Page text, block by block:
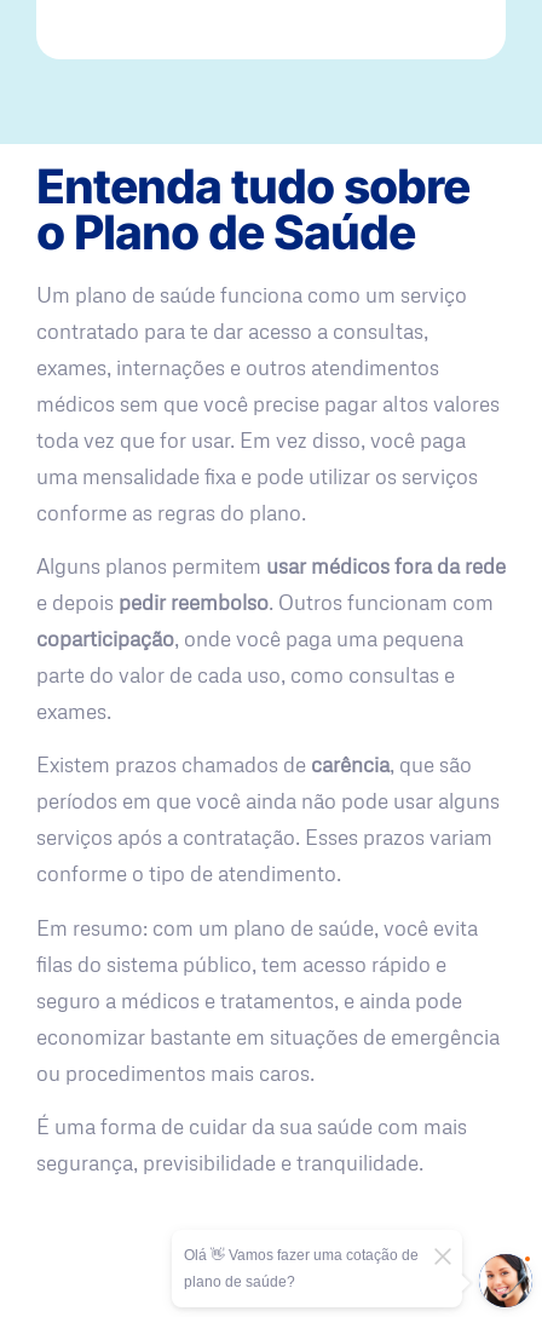
Entenda tudo sobre
o Plano de Saúde
Um plano de saúde funciona como um serviço
contratado para te dar acesso a consultas,
exames, internações e outros atendimentos
médicos sem que você precise pagar altos valores
toda vez que for usar. Em vez disso, você paga
uma mensalidade fixa e pode utilizar os serviços
conforme as regras do plano.
Alguns planos permitem usar médicos fora da rede
e depois pedir reembolso. Outros funcionam com
coparticipação, onde você paga uma pequena
parte do valor de cada uso, como consultas e
exames.
Existem prazos chamados de carência, que são
períodos em que você ainda não pode usar alguns
serviços após a contratação. Esses prazos variam
conforme o tipo de atendimento.
Em resumo: com um plano de saúde, você evita
filas do sistema público, tem acesso rápido e
seguro a médicos e tratamentos, e ainda pode
economizar bastante em situações de emergência
ou procedimentos mais caros.
É uma forma de cuidar da sua saúde com mais
segurança, previsibilidade e tranquilidade.
Olá 👋 Vamos fazer uma cotação de
plano de saúde?